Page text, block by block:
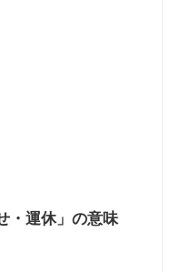
・運休」の意味